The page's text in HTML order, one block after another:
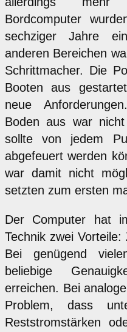
Bordcomputer
sechziger Jahre
anderen Bereichen
Schrittmacher. Die
Booten aus
neue
Boden aus war
sollte von jedem
abgefeuert werden
war damit nicht
setzten zum ersten
Der Computer hat
Technik zwei
Bei genügend
beliebige
erreichen. Bei
Problem, dass
Reststromstärken